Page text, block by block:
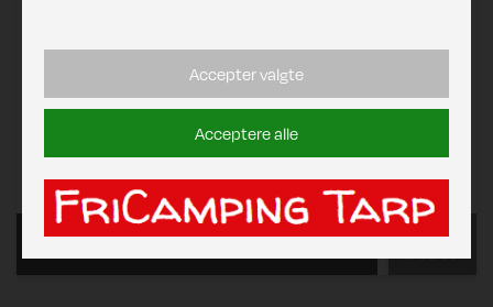
DKK 139,00
Læs mere
VÆLG
Accepter valgte
Acceptere alle